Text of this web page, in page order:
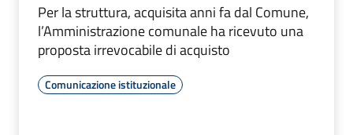
Per la struttura, acquisita anni fa dal Comune,
l’Amministrazione comunale ha ricevuto una
proposta irrevocabile di acquisto
Comunicazione istituzionale